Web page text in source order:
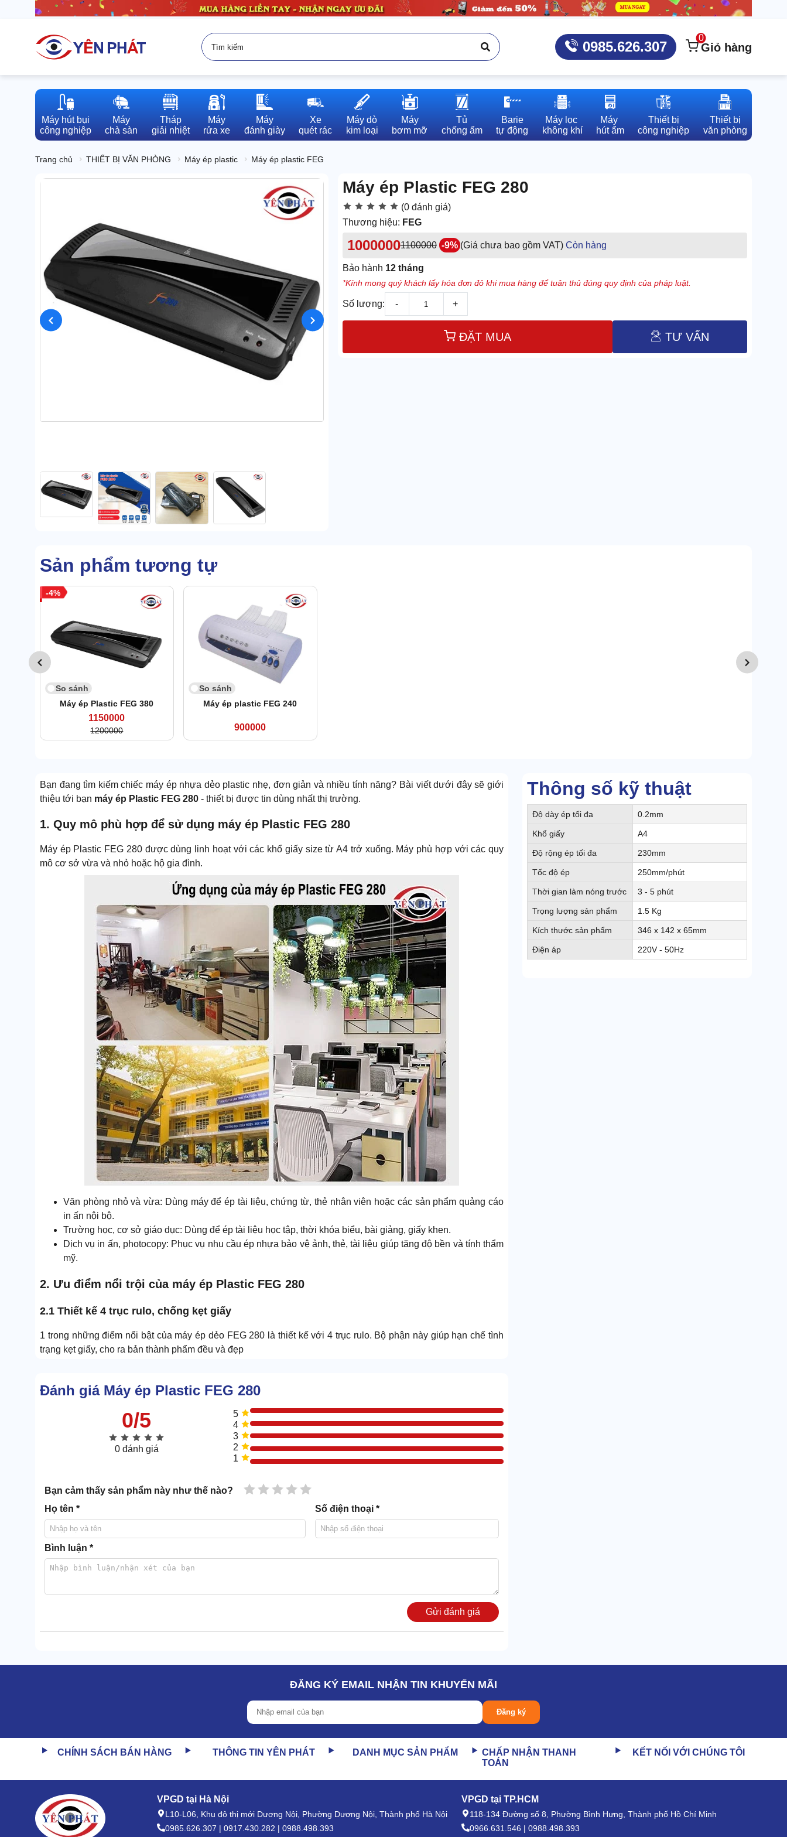
0985.626.307
0
Giỏ hàng
Máy hút bụi
công nghiệp
Máy
chà sàn
Tháp
giải nhiệt
Máy
rửa xe
Máy
đánh giày
Xe
quét rác
Máy dò
kim loại
Máy
bơm mỡ
Tủ
chống ẩm
Barie
tự động
Máy lọc
không khí
Máy
hút ẩm
Thiết bị
công nghiệp
Thiết bị
văn phòng
Trang chủ THIẾT BỊ VĂN PHÒNG Máy ép plastic Máy ép plastic FEG
Máy ép Plastic FEG 280
(0 đánh giá)
Thương hiệu: FEG
10000001100000 -9% (Giá chưa bao gồm VAT) Còn hàng
Bảo hành 12 tháng
*Kính mong quý khách lấy hóa đơn đỏ khi mua hàng để tuân thủ đúng quy định của pháp luật.
Số lượng: - +
ĐẶT MUA TƯ VẤN
Sản phẩm tương tự
4
So sánh
Máy ép Plastic FEG 380
1150000
1200000
So sánh
Máy ép plastic FEG 240
900000
Thông số kỹ thuật
Độ dày ép tối đa 0.2mm
Khổ giấy A4
Độ rộng ép tối đa 230mm
Tốc độ ép 250mm/phút
Thời gian làm nóng trước 3 - 5 phút
Trọng lượng sản phẩm 1.5 Kg
Kích thước sản phẩm 346 x 142 x 65mm
Điện áp 220V - 50Hz
Bạn đang tìm kiếm chiếc máy ép nhựa dẻo plastic nhẹ, đơn giản và nhiều tính năng? Bài viết dưới đây sẽ giới
thiệu tới bạn máy ép Plastic FEG 280 - thiết bị được tin dùng nhất thị trường.
1. Quy mô phù hợp để sử dụng máy ép Plastic FEG 280
Máy ép Plastic FEG 280 được dùng linh hoạt với các khổ giấy size từ A4 trở xuống. Máy phù hợp với các quy
mô cơ sở vừa và nhỏ hoặc hộ gia đình.
Văn phòng nhỏ và vừa: Dùng máy để ép tài liệu, chứng từ, thẻ nhân viên hoặc các sản phẩm quảng cáo
in ấn nội bộ.
Trường học, cơ sở giáo dục: Dùng để ép tài liệu học tập, thời khóa biểu, bài giảng, giấy khen.
Dịch vụ in ấn, photocopy: Phục vụ nhu cầu ép nhựa bảo vệ ảnh, thẻ, tài liệu giúp tăng độ bền và tính thẩm
mỹ.
2. Ưu điểm nổi trội của máy ép Plastic FEG 280
2.1 Thiết kế 4 trục rulo, chống kẹt giấy
1 trong những điểm nổi bật của máy ép dẻo FEG 280 là thiết kế với 4 trục rulo. Bộ phận này giúp hạn chế tình
trạng kẹt giấy, cho ra bản thành phẩm đều và đẹp
Đặc biệt là khi ép các loại tài liệu mỏng hoặc kích thước lớn.
Hệ thống trục rulo giúp giấy di chuyển đều đặn, ép chặt màng nhựa vào tài liệu. Vì thế, bề mặt ép luôn phẳng,
Quá trình ép từ đó diễn ra nhanh chóng, mượt mà hơn.
FEG 280 hỗ trợ 2 chế độ ép nóng và ép nguội với nút chuyển đổi tiện lợi. Việc kết hợp 2 chế độ giúp tăng tính
linh hoạt trong các tình huống ép, đảm bảo chất lượng.
Tùy thuộc vào nhu cầu và loại tài liệu cần ép, chỉ cần nhấn nút chọn chức năng tương ứng.
Đánh giá Máy ép Plastic FEG 280
0/5
0 đánh giá
5
4
3
2
1
Bạn cảm thấy sản phẩm này như thế nào? 5 sao
4 sao
3 sao
2 sao
1 sao
Họ tên * Số điện thoại *
Bình luận *
Gửi đánh giá
ĐĂNG KÝ EMAIL NHẬN TIN KHUYẾN MÃI
Đăng ký
CHÍNH SÁCH BÁN HÀNG THÔNG TIN YÊN PHÁT DANH MỤC SẢN PHẨM
CHẤP NHẬN THANH
TOÁN
KẾT NỐI VỚI CHÚNG TÔI
VPGD tại Hà Nội
L10-L06, Khu đô thị mới Dương Nội, Phường Dương Nội, Thành phố Hà Nội
0985.626.307 | 0917.430.282 | 0988.498.393
VPGD tại TP.HCM
118-134 Đường số 8, Phường Bình Hưng, Thành phố Hồ Chí Minh
0966.631.546 | 0988.498.393